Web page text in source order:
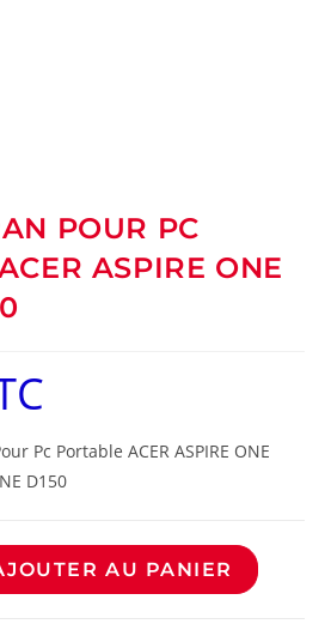
POUR PC
ASPIRE ONE
Pc Portable ACER ASPIRE ONE
D150
AU PANIER